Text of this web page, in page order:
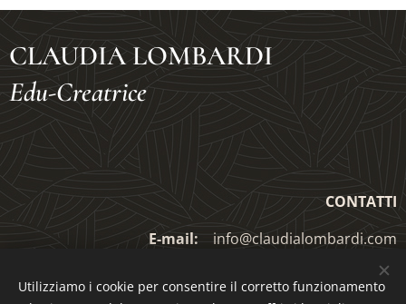
CLAUDIA LOMBARDI
Edu-Creatrice
CONTATTI
E-mail: info@claudialombardi.com
ebook.com/claudiaeducreatrice
Utilizziamo i cookie per consentire il corretto funzionamento